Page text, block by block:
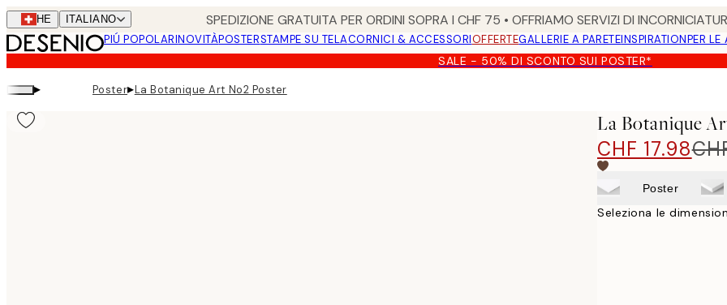
Skip
to
main
content.
CHE ITALIANO SPEDIZIONE GRATUITA PER ORDINI SOPRA I CHF 75 • OFFRIAMO SERVIZI DI
PIÚ POPOLARINOVITÀPOSTERSTAMPE SU TELACORNICI & ACCESSORIOFFERTEGALLERIE A PARETEINSPIRATIONPER LE
SALE - 50% DI SCONTO SUI POSTER*
▸ Poster▸La Botanique Art No2 Poster
La Botanique
CHF 17.98
Poster
Seleziona le